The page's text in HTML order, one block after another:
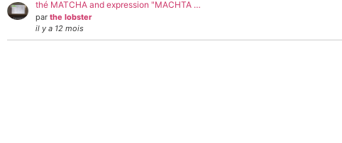
thé MATCHA and expression "MACHTA …
par the lobster
il y a 12 mois